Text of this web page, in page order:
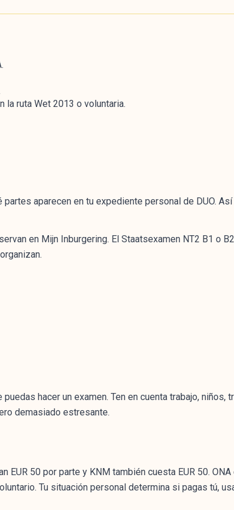
la ruta Wet 2013 o voluntaria.
partes aparecen en tu expediente personal de DUO.
en Mijn Inburgering. El Staatsexamen NT2 B1 o
hacer un examen. Ten en cuenta trabajo, niños,
demasiado estresante.
50 por parte y KNM también cuesta EUR 50. ONA
Tu situación personal determina si pagas tú,